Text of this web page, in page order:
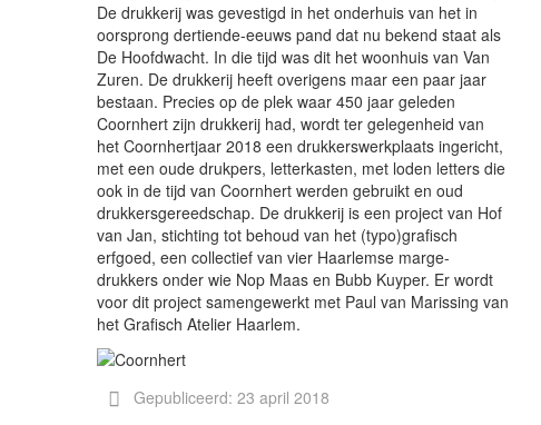
De drukkerij was gevestigd in het onderhuis van het in
oorsprong dertiende-eeuws pand dat nu bekend staat als
De Hoofdwacht. In die tijd was dit het woonhuis van Van
Zuren. De drukkerij heeft overigens maar een paar jaar
bestaan. Precies op de plek waar 450 jaar geleden
Coornhert zijn drukkerij had, wordt ter gelegenheid van
het Coornhertjaar 2018 een drukkerswerkplaats ingericht,
met een oude drukpers, letterkasten, met loden letters die
ook in de tijd van Coornhert werden gebruikt en oud
drukkersgereedschap. De drukkerij is een project van Hof
van Jan, stichting tot behoud van het (typo)grafisch
erfgoed, een collectief van vier Haarlemse marge-
drukkers onder wie Nop Maas en Bubb Kuyper. Er wordt
voor dit project samengewerkt met Paul van Marissing van
het Grafisch Atelier Haarlem.
Gepubliceerd: 23 april 2018